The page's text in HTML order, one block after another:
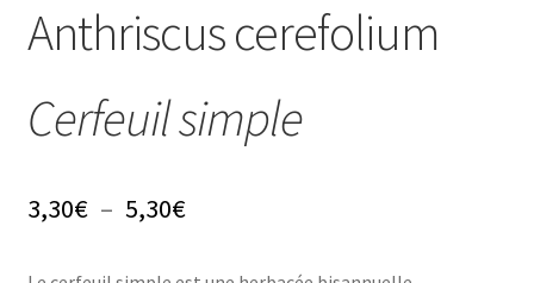
Avis
Anthriscus cerefolium
Cerfeuil simple
3,30€ – 5,30€Plage